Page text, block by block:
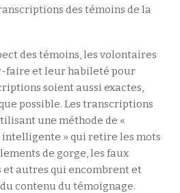
des témoins de la
des témoins, les volontaires
faire et leur habileté pour
soient aussi exactes,
possible. Les transcriptions
une méthode de «
» qui retire les mots
de gorge, les faux
autres qui encombrent et
contenu du témoignage.